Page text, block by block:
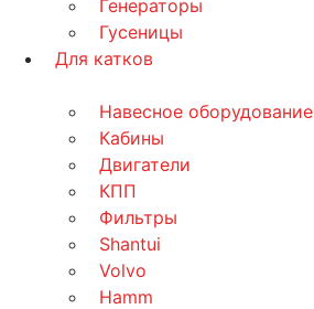
Генераторы
Гусеницы
Для катков
Навесное оборудование
Кабины
Двигатели
КПП
Фильтры
Shantui
Volvo
Hamm